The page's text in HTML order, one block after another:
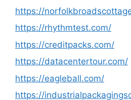
https://
https://rhythmtest.com/
https://creditpacks.com/
https://datacentertour.com/
https://eagleball.com/
https://